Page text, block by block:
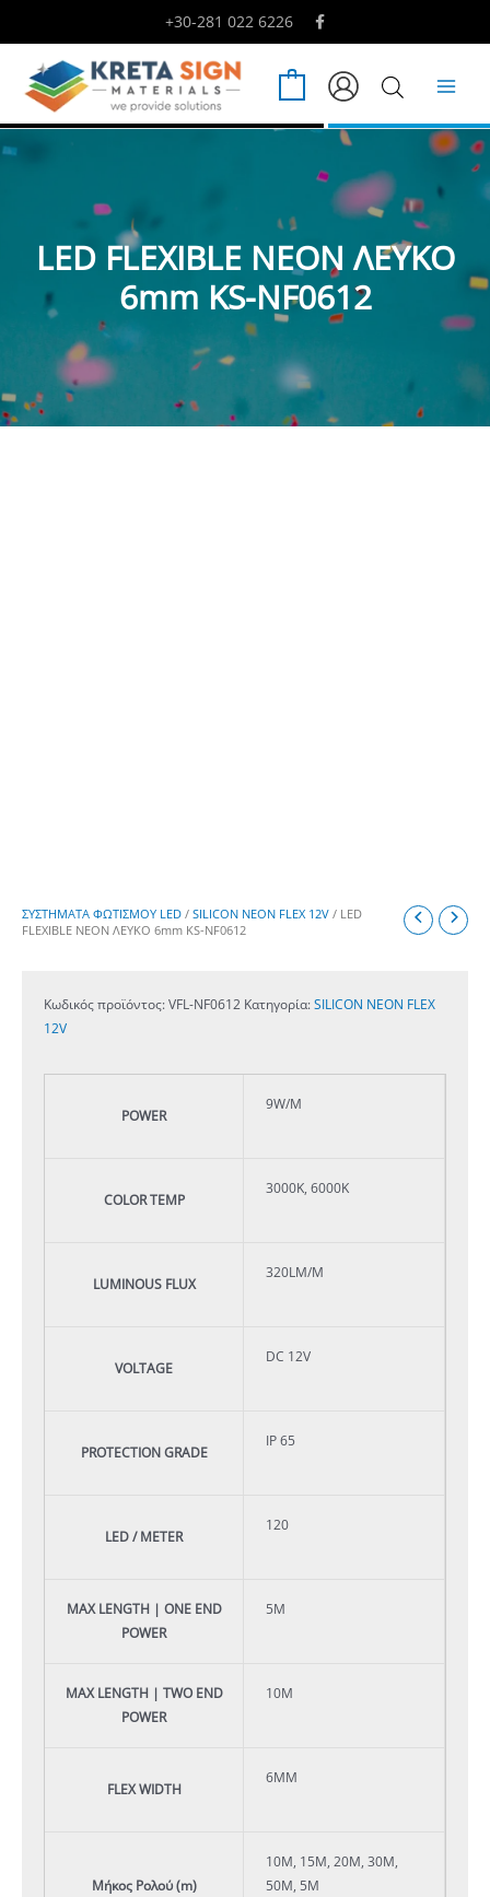
περιεχόμενο
+30-281 022 6226
LED FLEXIBLE NEON ΛΕΥΚΟ
6mm KS-NF0612
ΣΥΣΤΗΜΑΤΑ ΦΩΤΙΣΜΟΥ LED / SILICON NEON FLEX 12V / LED
FLEXIBLE NEON ΛΕΥΚΟ 6mm KS-NF0612
Κωδικός προϊόντος:VFL-NF0612 Κατηγορία:SILICON NEON FLEX
12V
POWER
9W/M
COLOR TEMP
3000Κ, 6000Κ
LUMINOUS FLUX
320LM/M
VOLTAGE
DC 12V
PROTECTION GRADE
IP 65
LED / METER
120
MAX LENGTH | ONE END
POWER
5M
MAX LENGTH | TWO END
POWER
10M
FLEX WIDTH
6MM
Μήκος Ρολού (m)
10Μ, 15Μ, 20Μ, 30Μ,
50M, 5Μ